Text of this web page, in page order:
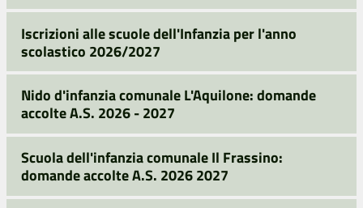
Iscrizioni alle scuole dell'Infanzia per l'anno
scolastico 2026/2027
Nido d'infanzia comunale L'Aquilone: domande
accolte A.S. 2026 - 2027
Scuola dell'infanzia comunale Il Frassino:
domande accolte A.S. 2026 2027